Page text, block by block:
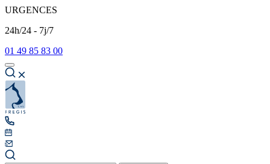
URGENCES
24h/24 - 7j/7
01 49 85 83 00